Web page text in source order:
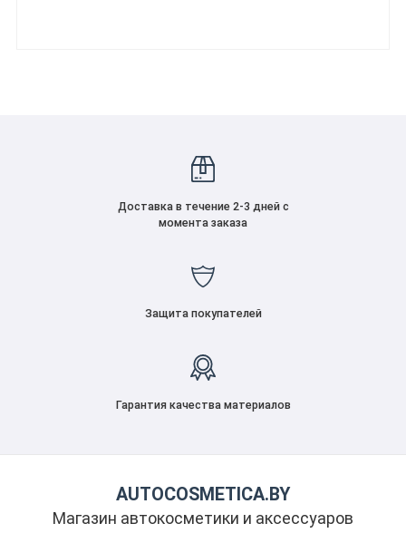
Доставка в течение 2-3 дней с
момента заказа
Защита покупателей
Гарантия качества материалов
AUTOCOSMETICA.BY
Магазин автокосметики и аксессуаров